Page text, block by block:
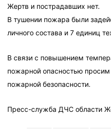
Жертв и пострадавших нет.
В тушении пожара были
личного состава и 7 единиц
В связи с повышением
пожарной опасностью
пожарной безопасности.
Пресс-служба ДЧС области